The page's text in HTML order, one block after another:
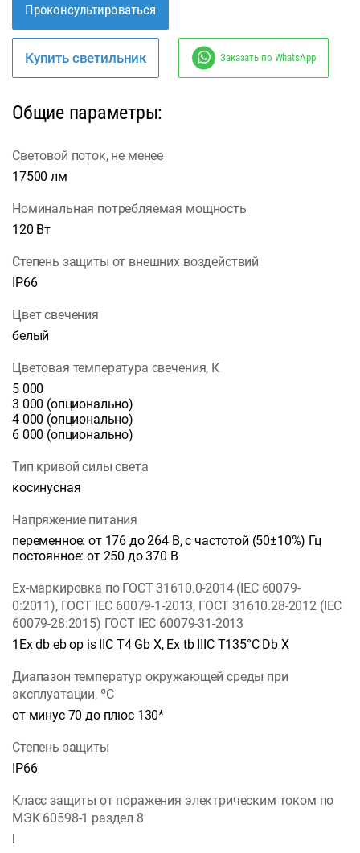
Проконсультироваться
Купить светильник Заказать по WhatsApp
Общие параметры:
Световой поток, не менее
17500 лм
Номинальная потребляемая мощность
120 Вт
Степень защиты от внешних воздействий
IP66
Цвет свечения
белый
Цветовая температура свечения, К
5 000
3 000 (опционально)
4 000 (опционально)
6 000 (опционально)
Тип кривой силы света
косинусная
Напряжение питания
переменное: от 176 до 264 В, с частотой (50±10%) Гц
постоянное: от 250 до 370 В
Ех-маркировка по ГОСТ 31610.0-2014 (IEC 60079-
0:2011), ГОСТ IEC 60079-1-2013, ГОСТ 31610.28-2012 (IEC
60079-28:2015) ГОСТ IEC 60079-31-2013
1Ex db eb op is IIC T4 Gb Х, Ex tb IIIC Т135°С Db Х
Диапазон температур окружающей среды при
эксплуатации, ºС
от минус 70 до плюс 130*
Степень защиты
IP66
Класс защиты от поражения электрическим током по
МЭК 60598-1 раздел 8